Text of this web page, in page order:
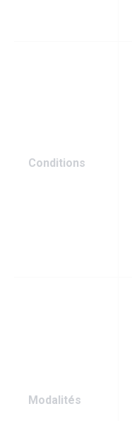
Conditions
Modalités